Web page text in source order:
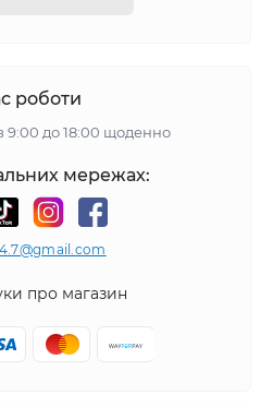
роботи
до 18:00 щоденно
мережах:
про магазин